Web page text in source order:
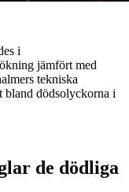
i
jämfört med
tekniska
bland dödsolyckorna i
de dödliga